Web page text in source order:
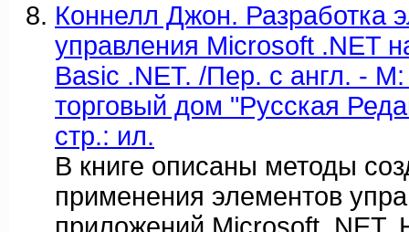
Коннелл Джон. Разработка
управления Microsoft .NET
Basic .NET. /Пер. с англ. - М:
торговый дом "Русская
стр.: ил.
В книге описаны методы
применения элементов